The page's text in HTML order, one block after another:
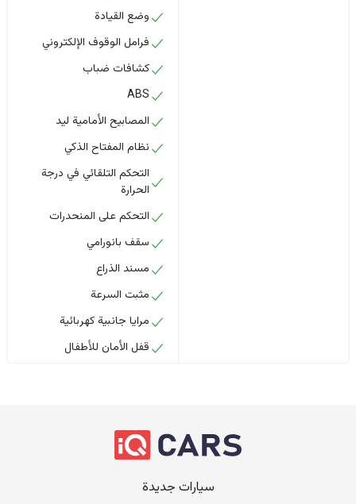
وضع القيادة
فرامل الوقوف الإلكتروني
كشافات ضباب
ABS
المصابيح الأمامية ليد
نظام المفتاح الذكي
التحكم التلقائي في درجة
الحرارة
التحكم على المنحدرات
سقف بانورامي
مسند الذراع
مثبت السرعة
مرايا جانبية كهربائية
قفل الأمان للأطفال
سيارات جديدة